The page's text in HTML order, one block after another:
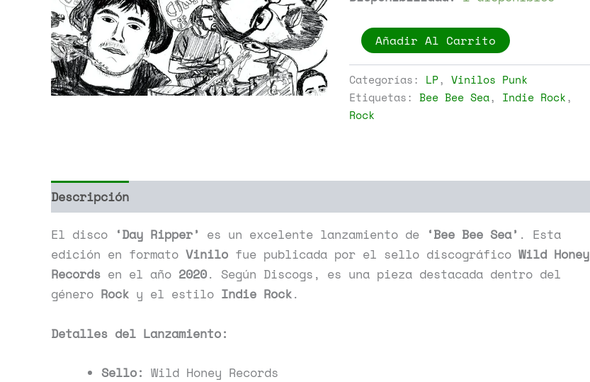
Bee
Bee
Sea
-
Day
Ripper
cantidad
Añadir Al Carrito
Categorías: LP, Vinilos Punk
Etiquetas: Bee Bee Sea, Indie Rock,
Rock
Descripción
El disco ‘Day Ripper’ es un excelente lanzamiento de ‘Bee Bee Sea’ . Esta
edición en formato Vinilo fue publicada por el sello discográfico Wild Honey
Records en el año 2020. Según Discogs, es una pieza destacada dentro del
género Rock y el estilo Indie Rock.
Detalles del Lanzamiento:
Sello: Wild Honey Records